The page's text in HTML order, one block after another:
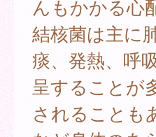
んもかかる心
結核菌は主に
痰、発熱、呼
呈することが
されることも